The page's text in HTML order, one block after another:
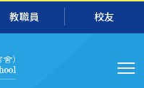
教職員 校友